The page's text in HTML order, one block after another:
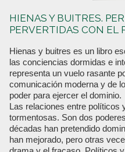
HIENAS Y BUITRES.
PERVERTIDAS CON EL
Hienas y buitres es un libro
las conciencias dormidas e
representa un vuelo rasante
comunicación moderna y de
poder para ejercer el dominio.
Las relaciones entre políticos
tormentosas. Son dos
décadas han pretendido
han mejorado, pero otras